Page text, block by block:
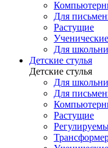
Для
Растущие
Ученические
Для
Детские стулья
Детские стулья
Для
Для
Растущие